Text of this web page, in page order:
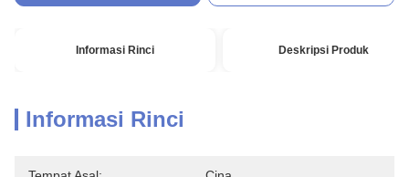
Informasi Rinci Deskripsi Produk
Informasi Rinci